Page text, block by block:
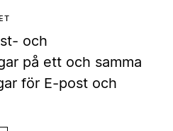
och
på ett och samma
för E-post och